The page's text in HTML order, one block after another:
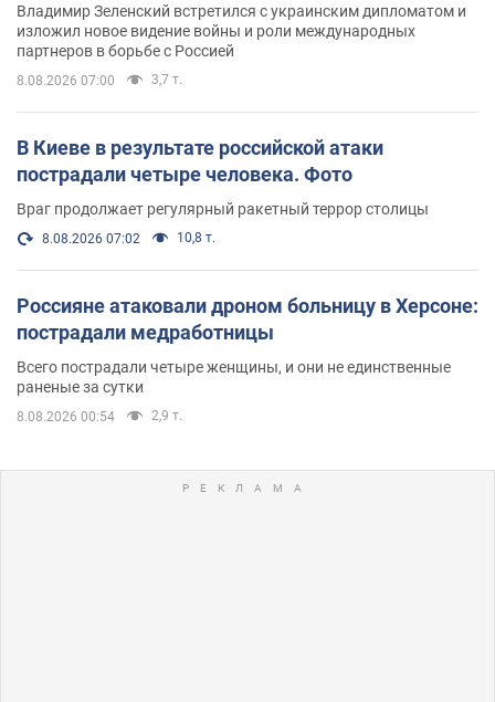
Владимир Зеленский встретился с украинским дипломатом и
изложил новое видение войны и роли международных
партнеров в борьбе с Россией
8.08.2026 07:00 3,7 т.
В Киеве в результате российской атаки
пострадали четыре человека. Фото
Враг продолжает регулярный ракетный террор столицы
8.08.2026 07:02 10,8 т.
Россияне атаковали дроном больницу в Херсоне:
пострадали медработницы
Всего пострадали четыре женщины, и они не единственные
раненые за сутки
8.08.2026 00:54 2,9 т.